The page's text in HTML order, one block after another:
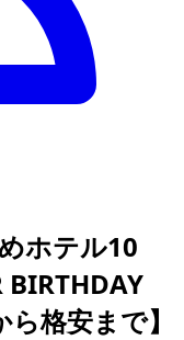
ホテル10
BIRTHDAY
格安まで】